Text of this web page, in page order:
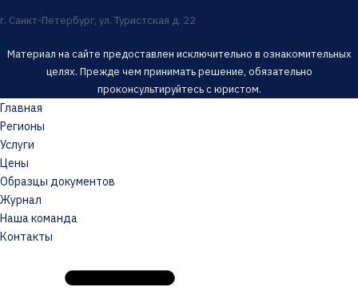
г. Санкт-Петербург, ул. Туристская д. 22
Материал на сайте предоставлен исключительно в ознакомительных
целях. Прежде чем принимать решение, обязательно
проконсультируйтесь с юристом.
Главная
Регионы
Услуги
Цены
Образцы документов
Журнал
Наша команда
Контакты